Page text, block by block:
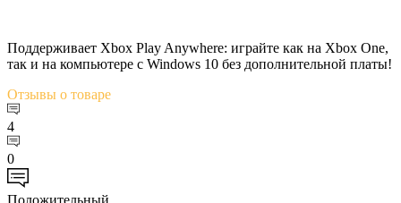
Поддерживает Xbox Play Anywhere: играйте как на Xbox One,
так и на компьютере с Windows 10 без дополнительной платы!
Отзывы о товаре
4
0
Положительный